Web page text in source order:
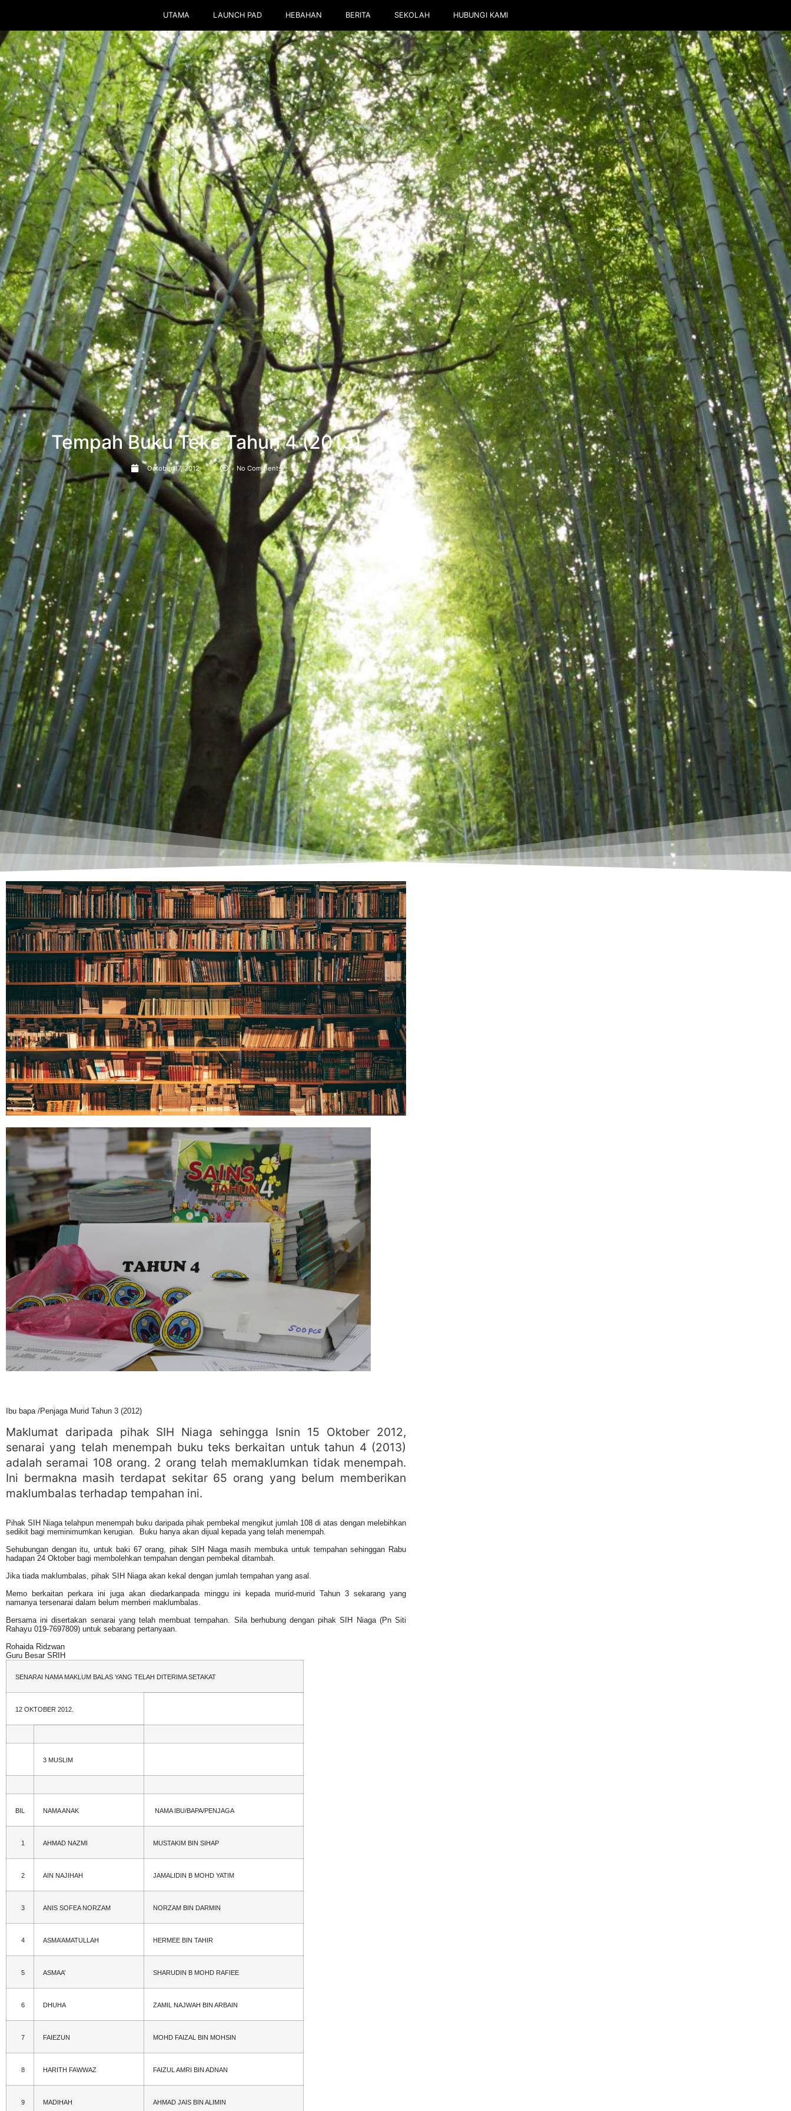
UTAMA LAUNCH PAD HEBAHAN BERITA SEKOLAH HUBUNGI KAMI
Tempah Buku Teks Tahun 4 (2013)
October 17, 2012 No Comments
Ibu bapa /Penjaga Murid Tahun 3 (2012)
Maklumat daripada pihak SIH Niaga sehingga Isnin 15 Oktober 2012,
senarai yang telah menempah buku teks berkaitan untuk tahun 4 (2013)
adalah seramai 108 orang. 2 orang telah memaklumkan tidak menempah.
Ini bermakna masih terdapat sekitar 65 orang yang belum memberikan
maklumbalas terhadap tempahan ini.
Pihak SIH Niaga telahpun menempah buku daripada pihak pembekal mengikut jumlah 108 di atas dengan melebihkan
sedikit bagi meminimumkan kerugian. Buku hanya akan dijual kepada yang telah menempah.
Sehubungan dengan itu, untuk baki 67 orang, pihak SIH Niaga masih membuka untuk tempahan sehinggan Rabu
hadapan 24 Oktober bagi membolehkan tempahan dengan pembekal ditambah.
Jika tiada maklumbalas, pihak SIH Niaga akan kekal dengan jumlah tempahan yang asal.
Memo berkaitan perkara ini juga akan diedarkanpada minggu ini kepada murid-murid Tahun 3 sekarang yang
namanya tersenarai dalam belum memberi maklumbalas.
Bersama ini disertakan senarai yang telah membuat tempahan. Sila berhubung dengan pihak SIH Niaga (Pn Siti
Rahayu 019-7697809) untuk sebarang pertanyaan.
Rohaida Ridzwan
Guru Besar SRIH
SENARAI NAMA MAKLUM BALAS YANG TELAH DITERIMA SETAKAT
12 OKTOBER 2012.
3 MUSLIM
BIL NAMA ANAK NAMA IBU/BAPA/PENJAGA
1 AHMAD NAZMI MUSTAKIM BIN SIHAP
2 AIN NAJIHAH JAMALIDIN B MOHD YATIM
3 ANIS SOFEA NORZAM NORZAM BIN DARMIN
4 ASMA’AMATULLAH HERMEE BIN TAHIR
5 ASMAA’ SHARUDIN B MOHD RAFIEE
6 DHUHA ZAMIL NAJWAH BIN ARBAIN
7 FAIEZUN MOHD FAIZAL BIN MOHSIN
8 HARITH FAWWAZ FAIZUL AMRI BIN ADNAN
9 MADIHAH AHMAD JAIS BIN ALIMIN